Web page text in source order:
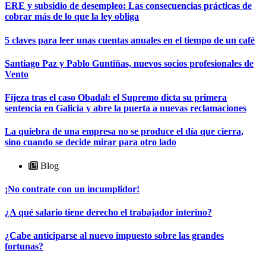
ERE y subsidio de desempleo: Las consecuencias prácticas de
cobrar más de lo que la ley obliga
5 claves para leer unas cuentas anuales en el tiempo de un café
Santiago Paz y Pablo Guntiñas, nuevos socios profesionales de
Vento
Fijeza tras el caso Obadal: el Supremo dicta su primera
sentencia en Galicia y abre la puerta a nuevas reclamaciones
La quiebra de una empresa no se produce el día que cierra,
sino cuando se decide mirar para otro lado
Blog
¡No contrate con un incumplidor!
¿A qué salario tiene derecho el trabajador interino?
¿Cabe anticiparse al nuevo impuesto sobre las grandes
fortunas?